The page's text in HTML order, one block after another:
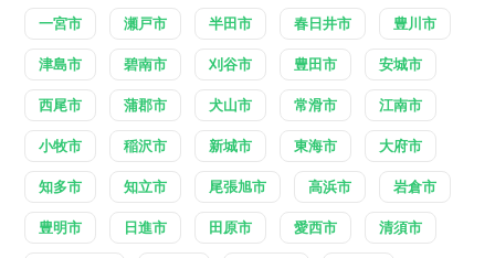
一宮市 瀬戸市 半田市 春日井市 豊川市
津島市 碧南市 刈谷市 豊田市 安城市
西尾市 蒲郡市 犬山市 常滑市 江南市
小牧市 稲沢市 新城市 東海市 大府市
知多市 知立市 尾張旭市 高浜市 岩倉市
豊明市 日進市 田原市 愛西市 清須市